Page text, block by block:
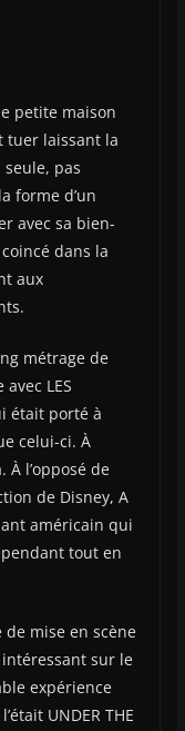
petite maison
tuer laissant la
pas
forme d’un
avec sa bien-
dans la
aux
métrage de
LES
était porté à
celui-ci. À
À l’opposé de
de Disney, A
américain qui
tout en
mise en scène
intéressant sur le
expérience
UNDER THE